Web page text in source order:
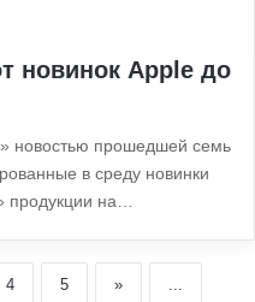
новинок Apple до
новостью прошедшей семь
в среду новинки
продукции на…
4 5 » ...